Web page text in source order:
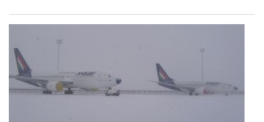
KÖZLEKEDÉSFEJLESZTÉS
ELLÁTÁSI LÁNC
ZÖLDÚT